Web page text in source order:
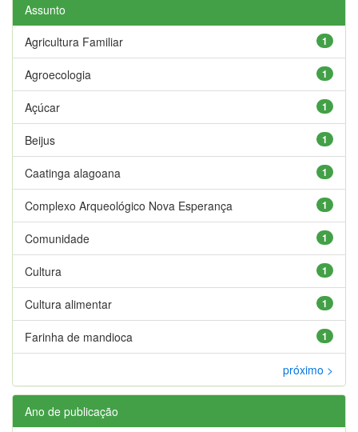
Assunto
1
Agricultura Familiar
1
Agroecologia
1
Açúcar
1
Beijus
1
Caatinga alagoana
1
Complexo Arqueológico Nova Esperança
1
Comunidade
1
Cultura
1
Cultura alimentar
1
Farinha de mandioca
próximo >
Ano de publicação